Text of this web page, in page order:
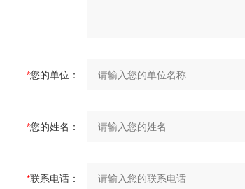
*您的单位：
*您的姓名：
*联系电话：